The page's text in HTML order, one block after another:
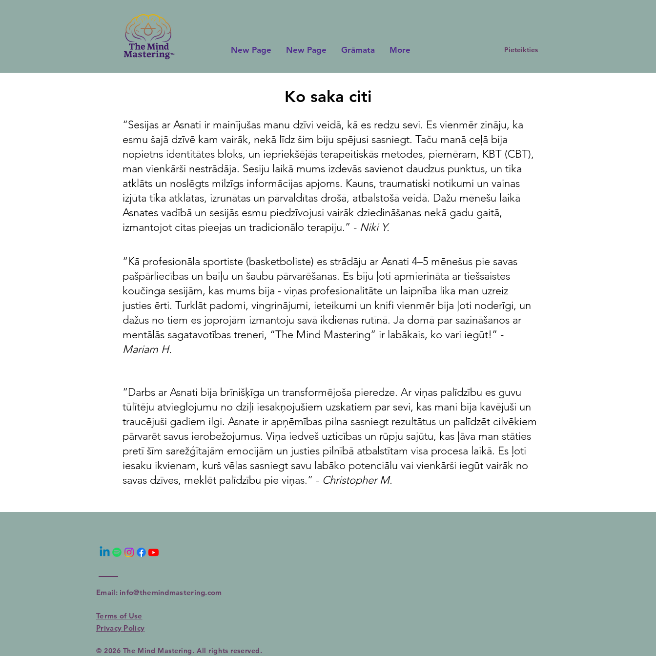
New Page New Page Grāmata More Pieteikties
Ko saka citi
“Sesijas ar Asnati ir mainījušas manu dzīvi veidā, kā es redzu sevi. Es vienmēr zināju, ka
esmu šajā dzīvē kam vairāk, nekā līdz šim biju spējusi sasniegt. Taču manā ceļā bija
nopietns identitātes bloks, un iepriekšējās terapeitiskās metodes, piemēram, KBT (CBT),
man vienkārši nestrādāja. Sesiju laikā mums izdevās savienot daudzus punktus, un tika
atklāts un noslēgts milzīgs informācijas apjoms. Kauns, traumatiski notikumi un vainas
izjūta tika atklātas, izrunātas un pārvaldītas drošā, atbalstošā veidā. Dažu mēnešu laikā
Asnates vadībā un sesijās esmu piedzīvojusi vairāk dziedināšanas nekā gadu gaitā,
izmantojot citas pieejas un tradicionālo terapiju.” - Niki Y.
“Kā profesionāla sportiste (basketboliste) es strādāju ar Asnati 4–5 mēnešus pie savas
pašpārliecības un baiļu un šaubu pārvarēšanas. Es biju ļoti apmierināta ar tiešsaistes
koučinga sesijām, kas mums bija - viņas profesionalitāte un laipnība lika man uzreiz
justies ērti. Turklāt padomi, vingrinājumi, ieteikumi un knifi vienmēr bija ļoti noderīgi, un
dažus no tiem es joprojām izmantoju savā ikdienas rutīnā. Ja domā par sazināšanos ar
mentālās sagatavotības treneri, “The Mind Mastering” ir labākais, ko vari iegūt!” -
Mariam H.
“Darbs ar Asnati bija brīnišķīga un transformējoša pieredze. Ar viņas palīdzību es guvu
tūlītēju atvieglojumu no dziļi iesakņojušiem uzskatiem par sevi, kas mani bija kavējuši un
traucējuši gadiem ilgi. Asnate ir apņēmības pilna sasniegt rezultātus un palīdzēt cilvēkiem
pārvarēt savus ierobežojumus. Viņa iedveš uzticības un rūpju sajūtu, kas ļāva man stāties
pretī šīm sarežģītajām emocijām un justies pilnībā atbalstītam visa procesa laikā. Es ļoti
iesaku ikvienam, kurš vēlas sasniegt savu labāko potenciālu vai vienkārši iegūt vairāk no
savas dzīves, meklēt palīdzību pie viņas.” - Christopher M.
Email: info@themindmastering.com
Terms of Use
Privacy Policy
© 2026 The Mind Mastering. All rights reserved.